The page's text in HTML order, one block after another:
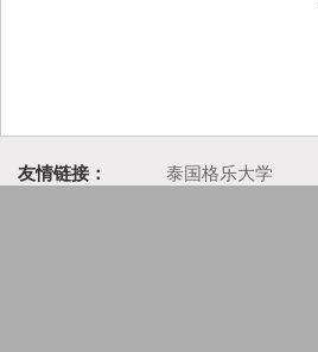
友情链接： 泰国格乐大学